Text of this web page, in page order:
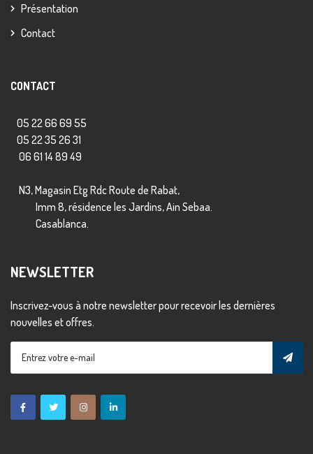
Présentation
Contact
CONTACT
05 22 66 69 55
05 22 35 26 31
06 61 14 89 49
N3, Magasin Etg Rdc Route de Rabat,
Imm 8, résidence les Jardins, Ain Sebaa.
Casablanca.
NEWSLETTER
Inscrivez-vous à notre newsletter pour recevoir les dernières
nouvelles et offres.